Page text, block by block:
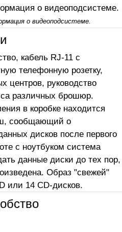
о видеоподсистеме.
кабель RJ-11 с
телефонную розетку,
центров, руководство
различных брошюр.
в коробке находится
сообщающий о
дисков после первого
с ноутбуком система
данные диски до тех пор,
Образ "свежей"
или 14 CD-дисков.